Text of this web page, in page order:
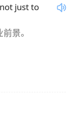
just to
景。